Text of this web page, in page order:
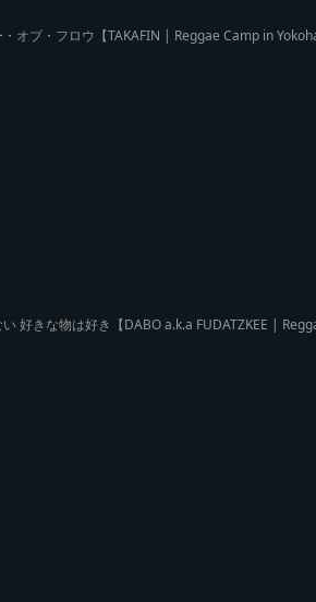
オブ・フロウ【TAKAFIN | Reggae Camp in
好きな物は好き【DABO a.k.a FUDATZKEE |